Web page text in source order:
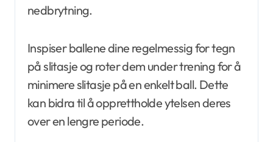
nedbrytning.
Inspiser ballene dine regelmessig for tegn
på slitasje og roter dem under trening for å
minimere slitasje på en enkelt ball. Dette
kan bidra til å opprettholde ytelsen deres
over en lengre periode.